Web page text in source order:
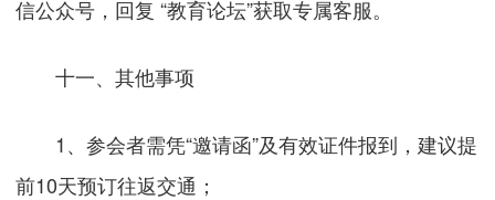
信公众号，回复 “教育论坛”获取专属客服。
十一、其他事项
1、参会者需凭“邀请函”及有效证件报到，建议提
前10天预订往返交通；